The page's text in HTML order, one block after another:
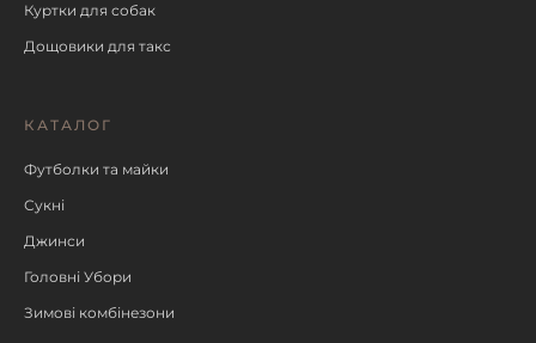
Куртки для собак
Дощовики для такс
КАТАЛОГ
Футболки та майки
Сукні
Джинси
Головні Убори
Зимові комбінезони